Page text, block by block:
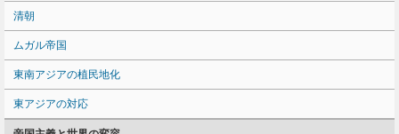
清朝
ムガル帝国
東南アジアの植民地化
東アジアの対応